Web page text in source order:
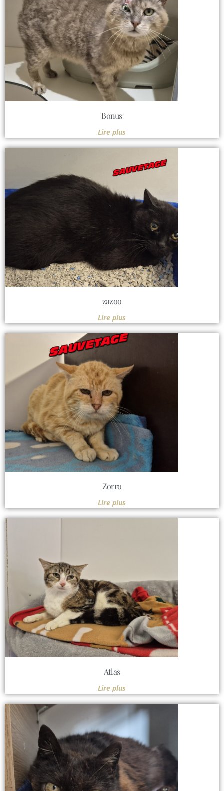
Bonus
Lire plus
zazoo
Lire plus
Zorro
Lire plus
Atlas
Lire plus